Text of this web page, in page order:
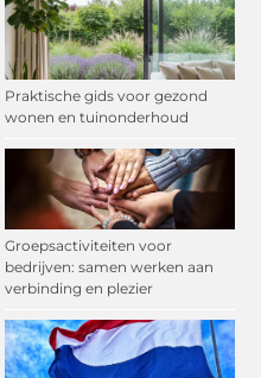
Praktische gids voor gezond
wonen en tuinonderhoud
Groepsactiviteiten voor
bedrijven: samen werken aan
verbinding en plezier